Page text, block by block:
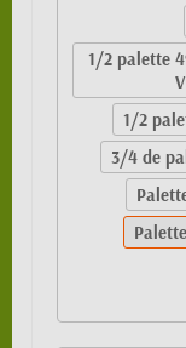
1/2 palette
1/2
3/4 de